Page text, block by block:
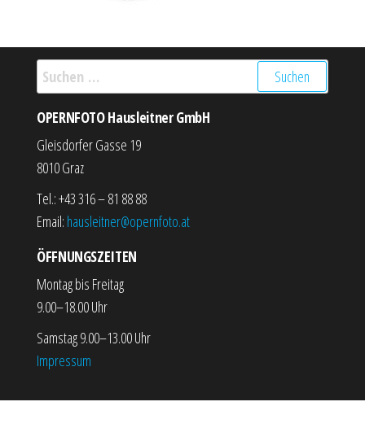
Suchen nach:
OPERNFOTO Hausleitner GmbH
Gleisdorfer Gasse 19
8010 Graz
Tel.: +43 316 – 81 88 88
Email: hausleitner@opernfoto.at
ÖFFNUNGSZEITEN
Montag bis Freitag
9.00–18.00 Uhr
Samstag 9.00–13.00 Uhr
Impressum